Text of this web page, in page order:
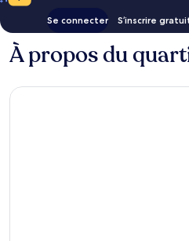
Se connecter S’inscrire
À propos du